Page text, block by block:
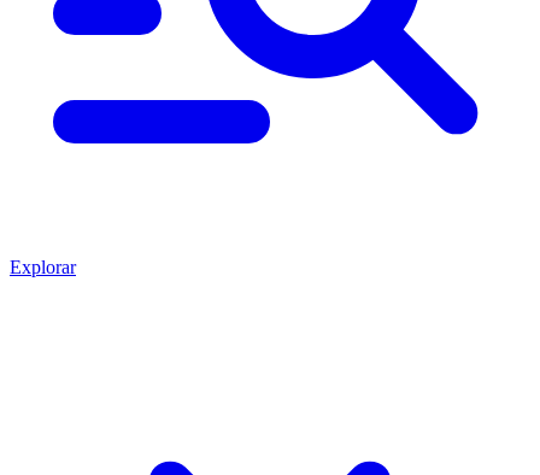
Explorar